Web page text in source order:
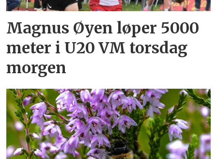
Magnus Øyen løper 5000
meter i U20 VM torsdag
morgen